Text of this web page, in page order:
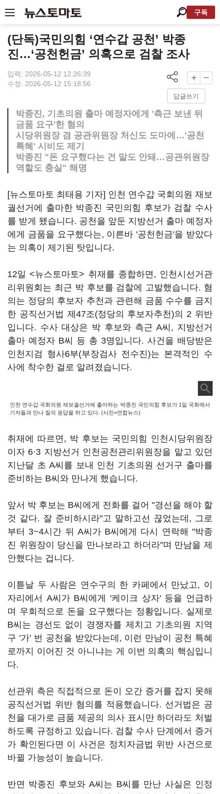
구독
(단독)국민의힘 ‘연수갑 공천’ 박종
진…‘공천헌금’ 의혹으로 검찰 조사
입력: 2026-05-12 12:26:39
수정: 2026-05-12 15:18:56
답글쓰기
박종진, 기초의원 출마 예정자에게 '측근 보낸 뒤
금품 요구'한 혐의
시당위원장 겸 공관위원장 처신도 도마에…'공천
특혜' 시비도 제기
박종진 "돈 요구했다는 건 말도 안돼…공관위원장
역할도 충실" 해명
[뉴스토마토 최태용 기자] 인천 연수갑 국회의원 재보
궐선거에 출마한 박종진 국민의힘 후보가 검찰 수사
를 받게 됐습니다. 공천을 앞둔 지방선거 출마 예정자
에게 금품을 요구했다는, 이른바 '공천헌금'을 받았다
는 의혹이 제기된 탓입니다.
12일 <뉴스토마토> 취재를 종합하면, 인천시선거관
리위원회는 최근 박 후보를 검찰에 고발했습니다. 혐
의는 정당의 후보자 추천과 관련해 금품 수수를 금지
한 공직선거법 제47조(정당의 후보자추천)의 2 위반
입니다. 수사 대상은 박 후보와 측근 A씨, 지방선거
출마 예정자 B씨 등 총 3명입니다. 사건을 배당받은
인천지검 형사6부(부장검사 전수진)는 본격적인 수
사에 착수한 걸로 알려졌습니다.
인천 연수갑 국회의원 재보궐선거에 출마하는 박종진 국민의힘 후보가 1일 국회에서
기자들과 만나 질의 응답을 하고 있다. (사진=연합뉴스)
취재에 따르면, 박 후보는 국민의힘 인천시당위원장
이자 6·3 지방선거 인천공천관리위원장을 맡고 있던
지난달 초 A씨를 보내 인천 기초의원 선거구 출마를
준비하는 B씨와 만나게 했습니다.
앞서 박 후보는 B씨에게 전화를 걸어 "경선을 해야 할
것 같다. 잘 준비하시라"고 말하고선 끊었는데, 그로
부터 3~4시간 뒤 A씨가 B씨에게 다시 연락해 "박종
진 위원장이 당신을 만나보라고 하더라"며 만남을 제
안했다는 겁니다.
이튿날 두 사람은 연수구의 한 카페에서 만났고, 이
자리에서 A씨가 B씨에게 '케이크 상자' 등을 언급하
며 우회적으로 돈을 요구했다는 정황입니다. 실제로
B씨는 경선도 없이 경쟁자를 제치고 기초의원 지역
구 '가' 번 공천을 받았다는데, 이런 만남이 공천 특혜
로까지 이어진 것 아니냐는 게 이번 의혹의 핵심입니
다.
선관위 측은 직접적으로 돈이 오간 증거를 잡지 못해
공직선거법 위반 혐의를 적용했습니다. 선거법은 공
천을 대가로 금품 제공의 의사 표시만 하더라도 처벌
하도록 규정하고 있습니다. 검찰 수사 단계에서 증거
가 확인된다면 이 사건은 정치자금법 위반 사건으로
바뀔 가능성이 높습니다.
반면 박종진 후보와 A씨는 B씨를 만난 사실은 인정